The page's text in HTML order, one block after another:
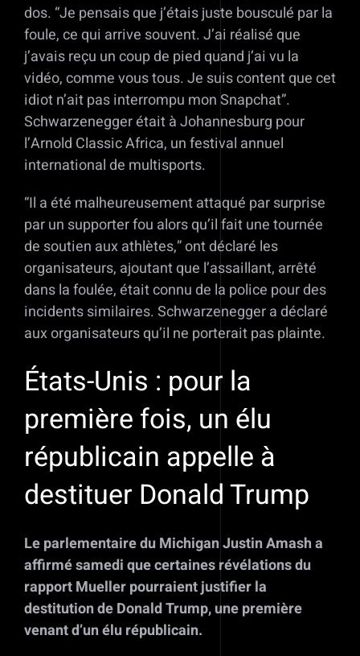
dos. “Je pensais que j’étais juste bousculé par la
foule, ce qui arrive souvent. J’ai réalisé que
j’avais reçu un coup de pied quand j’ai vu la
vidéo, comme vous tous. Je suis content que cet
idiot n’ait pas interrompu mon Snapchat”.
Schwarzenegger était à Johannesburg pour
l’Arnold Classic Africa, un festival annuel
international de multisports.
“Il a été malheureusement attaqué par surprise
par un supporter fou alors qu’il fait une tournée
de soutien aux athlètes,” ont déclaré les
organisateurs, ajoutant que l’assaillant, arrêté
dans la foulée, était connu de la police pour des
incidents similaires. Schwarzenegger a déclaré
aux organisateurs qu’il ne porterait pas plainte.
États-Unis : pour la
première fois, un élu
républicain appelle à
destituer Donald Trump
Le parlementaire du Michigan Justin Amash a
affirmé samedi que certaines révélations du
rapport Mueller pourraient justifier la
destitution de Donald Trump, une première
venant d’un élu républicain.